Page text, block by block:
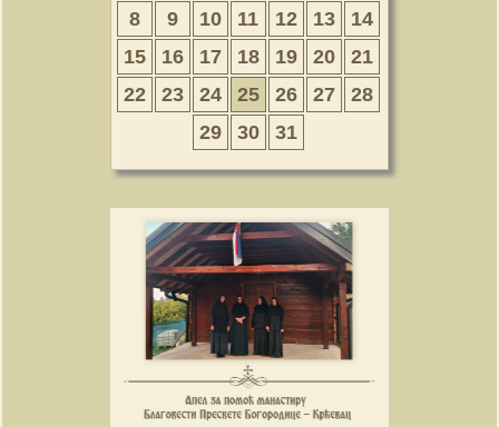
8
9 10 11 12 13
14
15
16 17 18 19 20
21
22
23 24 25 26 27
28
29
30 31